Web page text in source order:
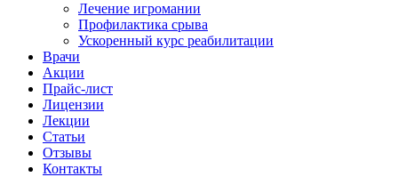
Лечение игромании
Профилактика срыва
Ускоренный курс реабилитации
Врачи
Акции
Прайс-лист
Лицензии
Лекции
Статьи
Отзывы
Контакты